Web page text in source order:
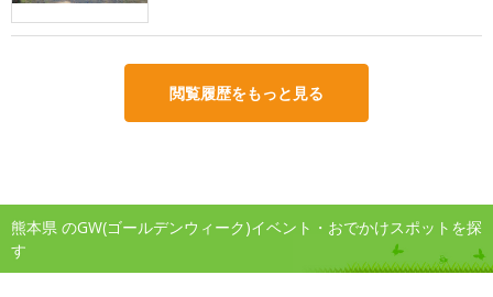
閲覧履歴をもっと見る
熊本県 のGW(ゴールデンウィーク)イベント・おでかけスポットを探
す